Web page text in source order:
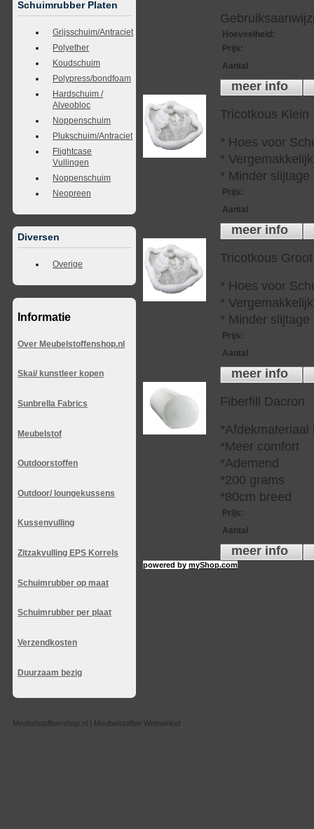
Schuimrubber Platen
Grijsschuim/Antraciet
Polyether
Koudschuim
Polypress/bondfoam
Hardschuim /
Alveobloc
Noppenschuim
Plukschuim/Antraciet
Flightcase
Vullingen
Noppenschuim
Neopreen
Diversen
Overige
Informatie
Over Meubelstoffenshop.nl
Skai/ kunstleer kopen
Sunbrella Fabrics
Meubelstof
Outdoorstoffen
Outdoor/ loungekussens
Kussenvulling
Zitzakvulling EPS Korrels
Schuimrubber op maat
Schuimrubber per plaat
Verzendkosten
Duurzaam bezig
Hoeveelheid :
Prijs:
Aantal
meer info
Tricotkous Klein
* Hoes voor
*
* Minder slijtage
Prijs:
Aantal
meer info
Tricotkous Groot
* Hoes voor
*
* Minder slijtage
Prijs:
Aantal
meer info
Fiberfill Dacron
*Afdekmateriaal
*Meer comfort
*Ademend
*200 grams
*80cm breed
Prijs:
Aantal
meer info
powered bymyShop.com
Meubelstoffen-shop.nl | Meubelstoffen Webwinkel